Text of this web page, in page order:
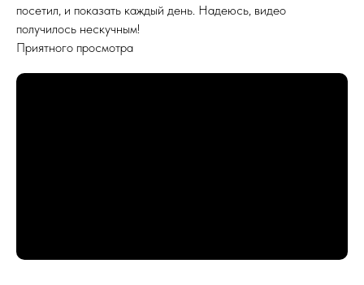
посетил, и показать каждый день. Надеюсь, видео
получилось нескучным!
Приятного просмотра